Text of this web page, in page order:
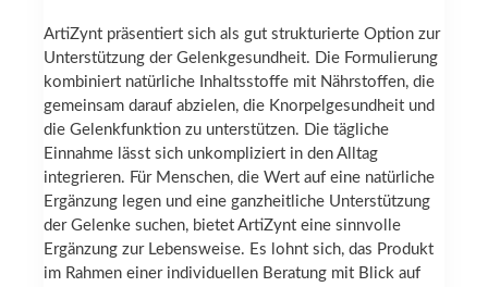
ArtiZynt präsentiert sich als gut strukturierte Option zur
Unterstützung der Gelenkgesundheit. Die Formulierung
kombiniert natürliche Inhaltsstoffe mit Nährstoffen, die
gemeinsam darauf abzielen, die Knorpelgesundheit und
die Gelenkfunktion zu unterstützen. Die tägliche
Einnahme lässt sich unkompliziert in den Alltag
integrieren. Für Menschen, die Wert auf eine natürliche
Ergänzung legen und eine ganzheitliche Unterstützung
der Gelenke suchen, bietet ArtiZynt eine sinnvolle
Ergänzung zur Lebensweise. Es lohnt sich, das Produkt
im Rahmen einer individuellen Beratung mit Blick auf